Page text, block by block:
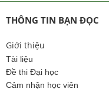
THÔNG TIN BẠN ĐỌC
Giới thiệu
Tài liệu
Đề thi Đại học
Cảm nhận học viên